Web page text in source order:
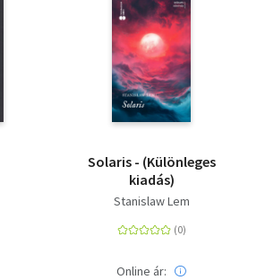
Solaris - (Különleges
kiadás)
Stanislaw Lem
Online ár: